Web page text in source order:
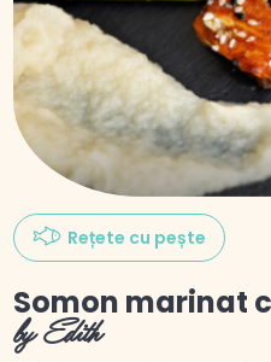
Rețete cu pește
Somon marinat
by Edith